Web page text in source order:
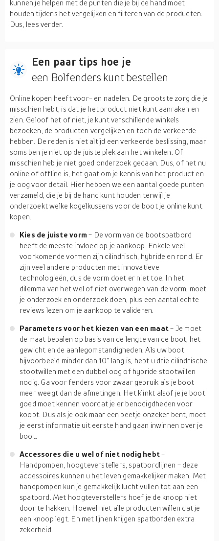
kunnen je helpen met de punten die je bij de hand moet
houden tijdens het vergelijken en filteren van de producten.
Dus, lees verder.
Een paar tips hoe je
een Bolfenders kunt bestellen
Online kopen heeft voor- en nadelen. De grootste zorg die je
misschien hebt, is dat je het product niet kunt aanraken en
zien. Geloof het of niet, je kunt verschillende winkels
bezoeken, de producten vergelijken en toch de verkeerde
hebben. De reden is niet altijd een verkeerde beslissing, maar
soms ben je niet op de juiste plek aan het winkelen. Of
misschien heb je niet goed onderzoek gedaan. Dus, of het nu
online of offline is, het gaat om je kennis van het product en
je oog voor detail. Hier hebben we een aantal goede punten
verzameld, die je bij de hand kunt houden terwijl je
onderzoekt welke kogelkussens voor de boot je online kunt
kopen.
Kies de juiste vorm- De vorm van de bootspatbord
heeft de meeste invloed op je aankoop. Enkele veel
voorkomende vormen zijn cilindrisch, hybride en rond. Er
zijn veel andere producten met innovatieve
technologieën, dus de vorm doet er niet toe. In het
dilemma van het wel of niet overwegen van de vorm, moet
je onderzoek en onderzoek doen, plus een aantal echte
reviews lezen om je aankoop te valideren.
Parameters voor het kiezen van een maat- Je moet
de maat bepalen op basis van de lengte van de boot, het
gewicht en de aanlegomstandigheden. Als uw boot
bijvoorbeeld minder dan 10" lang is, hebt u drie cilindrische
stootwillen met een dubbel oog of hybride stootwillen
nodig. Ga voor fenders voor zwaar gebruik als je boot
meer weegt dan de afmetingen. Het klinkt alsof je je boot
goed moet kennen voordat je er benodigdheden voor
koopt. Dus als je ook maar een beetje onzeker bent, moet
je eerst informatie uit eerste hand gaan inwinnen over je
boot.
Accessores die u wel of niet nodig hebt-
Handpompen, hoogteverstellers, spatbordlijnen - deze
accessoires kunnen u het leven gemakkelijker maken. Met
handpompen kun je gemakkelijk lucht vullen tot aan een
spatbord. Met hoogteverstellers hoef je de knoop niet
door te hakken. Hoewel niet alle producten willen dat je
een knoop legt. En met lijnen krijgen spatborden extra
zekerheid.